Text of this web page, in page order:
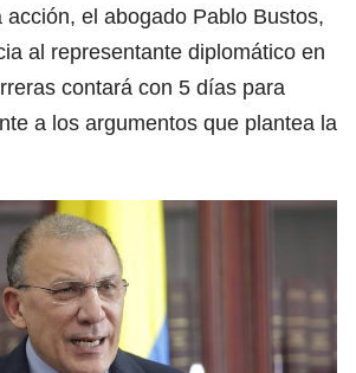
acción, el abogado Pablo Bustos,
al representante diplomático en
contará con 5 días para
a los argumentos que plantea la